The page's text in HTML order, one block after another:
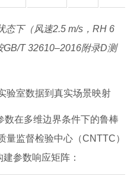
态下（风速2.5 m/s，RH 6
T 32610–2016附录D测
验室数据到真实场景映射
数在多维边界条件下的鲁棒
量监督检验中心（CNTTC）
参数响应矩阵：